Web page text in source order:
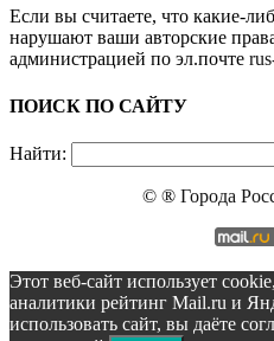
Если вы считаете, что какие-
нарушают ваши авторские
администрацией по эл.почте
ПОИСК ПО САЙТУ
Найти:
© ® Города
Этот веб-сайт использует
аналитики рейтинг Mail.ru и
использовать сайт, вы даёте